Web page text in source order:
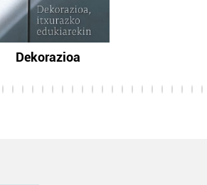
Dekorazioa